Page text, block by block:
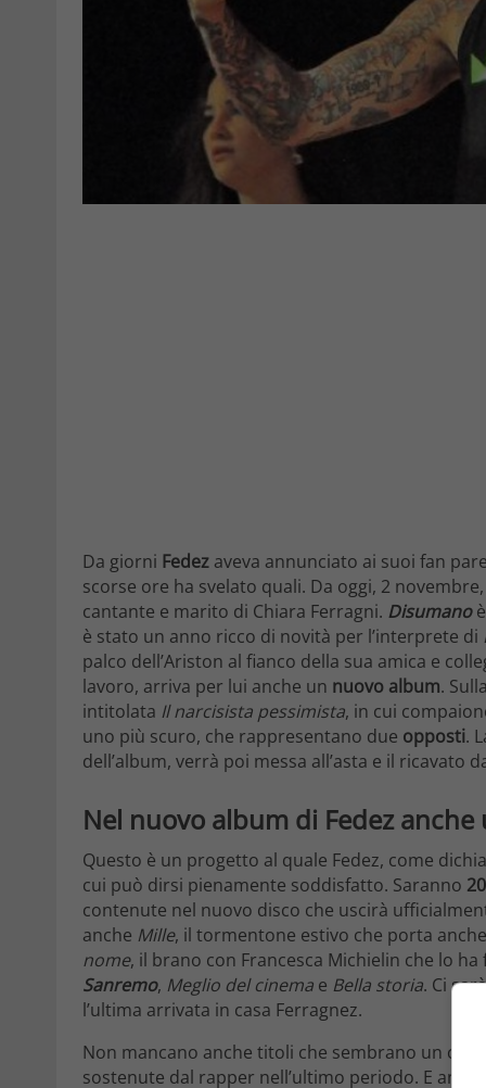
Da giorni Fedez aveva annunciato ai suoi fan
scorse ore ha svelato quali. Da oggi, 2
cantante e marito di Chiara Ferragni. Disumano
è stato un anno ricco di novità per l’interprete di
palco dell’Ariston al fianco della sua amica e
lavoro, arriva per lui anche un nuovo album.
intitolata Il narcisista pessimista, in cui
uno più scuro, che rappresentano due opposti.
dell’album, verrà poi messa all’asta e il ricavato
Nel nuovo album di Fedez
Questo è un progetto al quale Fedez, come
cui può dirsi pienamente soddisfatto. Saranno 20
contenute nel nuovo disco che uscirà
anche Mille, il tormentone estivo che porta
nome, il brano con Francesca Michielin che lo
Sanremo, Meglio del cinema e Bella storia. Ci
l’ultima arrivata in casa Ferragnez.
Non mancano anche titoli che sembrano un
sostenute dal rapper nell’ultimo periodo. E